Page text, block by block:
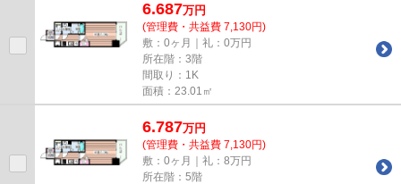
6.687万円
(管理費・共益費 7,130円)
敷：0ヶ月｜礼：0万円
所在階：3階
間取り：1K
面積：23.01㎡
6.787万円
(管理費・共益費 7,130円)
敷：0ヶ月｜礼：8万円
所在階：5階